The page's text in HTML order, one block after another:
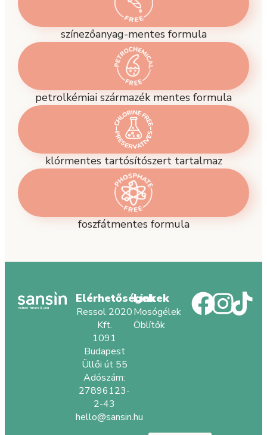
színezőanyag-mentes formula
petrolkémiai származék mentes formula
klórmentes tartósítószert tartalmaz
foszfátmentes formula
Elérhetőségek
Ressol 2020
Kft.
1091
Budapest
Üllői út 55
Adószám:
27896123-
2-43
hello@sansin.hu
Linkek
Mosógélek
Öblítők